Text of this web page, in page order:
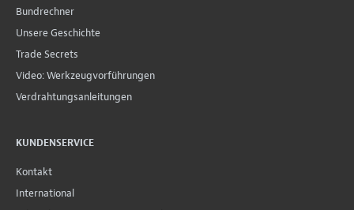
Bundrechner
Unsere Geschichte
Trade Secrets
Video: Werkzeugvorführungen
Verdrahtungsanleitungen
KUNDENSERVICE
Kontakt
International